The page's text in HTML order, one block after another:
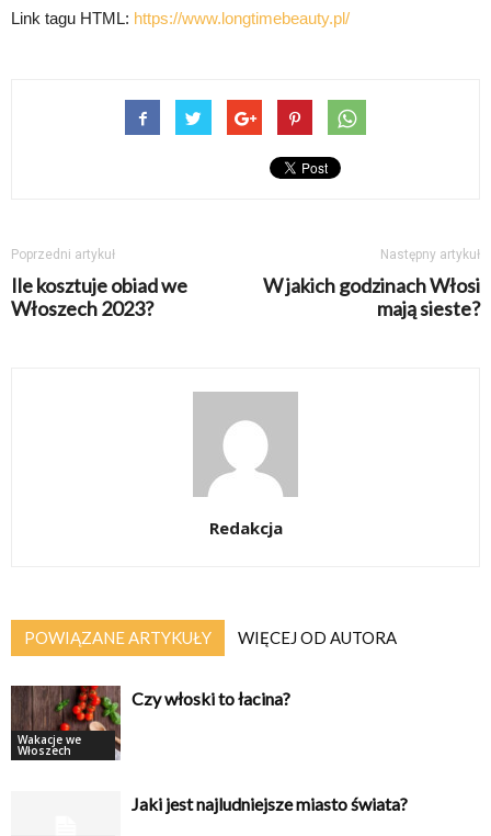
Link tagu HTML: https://www.longtimebeauty.pl/
Poprzedni artykuł
Ile kosztuje obiad we
Włoszech 2023?
Następny artykuł
W jakich godzinach Włosi
mają sieste?
Redakcja
POWIĄZANE ARTYKUŁY WIĘCEJ OD AUTORA
Wakacje we
Włoszech
Czy włoski to łacina?
Jaki jest najludniejsze miasto świata?